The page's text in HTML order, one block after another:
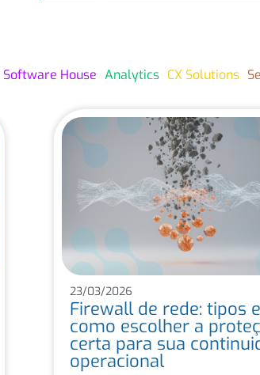
Software House Analytics CX Solutions
23/03/2026
Firewall de rede: tipos e
como escolher a
certa para sua
operacional